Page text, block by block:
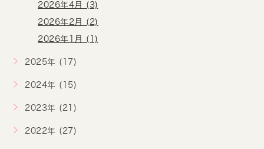
2026年4月 (3)
2026年2月 (2)
2026年1月 (1)
2025年 (17)
2024年 (15)
2023年 (21)
2022年 (27)